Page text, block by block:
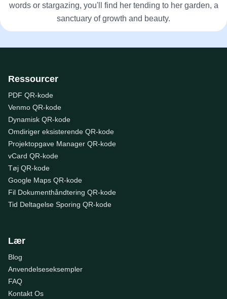
words or stargazing, you'll find her tending to her garden, a
sanctuary of growth and beauty.
Ressourcer
PDF QR-kode
Venmo QR-kode
Dynamisk QR-kode
Omdiriger eksisterende QR-kode
Projektopgave Manager QR-kode
vCard QR-kode
Tøj QR-kode
Google Maps QR-kode
Fil Dokumenthåndtering QR-kode
Tid Deltagelse Sporing QR-kode
Lær
Blog
Anvendelseseksempler
FAQ
Kontakt Os